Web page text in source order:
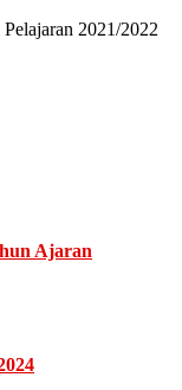
2021/2022
Ajaran